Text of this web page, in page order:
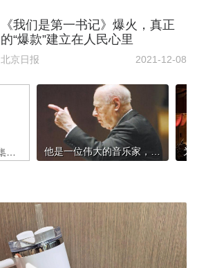
《我们是第一书记》爆火，真正
的“爆款”建立在人民心里
北京日报 2021-12-08
《女心理师》遭遇“两集弃”，心理题材剧炫技不如写实